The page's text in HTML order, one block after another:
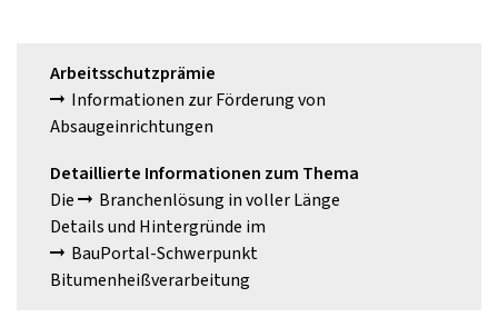
Arbeitsschutzprämie
Informationen zur Förderung von
Absaugeinrichtungen
Detaillierte Informationen zum Thema
Die
Branchenlösung in voller Länge
Details und Hintergründe im
BauPortal-Schwerpunkt
Bitumenheißverarbeitung